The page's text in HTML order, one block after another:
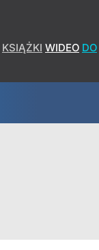
KSIĄŻKI WIDEO DO